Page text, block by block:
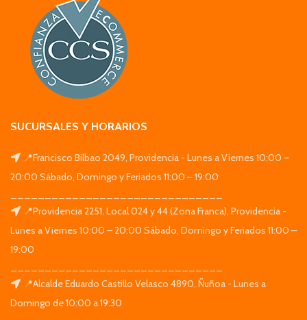
SUCURSALES Y HORARIOS
📍Francisco Bilbao 2049, Providencia - Lunes a Viernes 10:00 –
20:00 Sábado, Domingo y Feriados 11:00 – 19:00
📍Providencia 2251. Local 024 y 44 (Zona Franca), Providencia -
Lunes a Viernes 10:00 – 20:00 Sábado, Domingo y Feriados 11:00 –
19:00
📍Alcalde Eduardo Castillo Velasco 4890, Ñuñoa - Lunes a
Domingo de 10:00 a 19:30